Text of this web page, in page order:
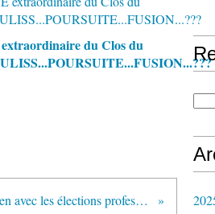
du Clos du
Accord Dialogue Social en lien avec les élections professionnelles